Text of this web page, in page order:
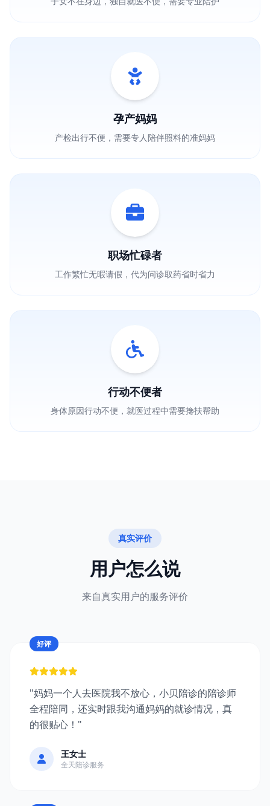
孕产妈妈
产检出行不便，需要专人陪伴照料的准妈妈
职场忙碌者
工作繁忙无暇请假，代为问诊取药省时省力
行动不便者
身体原因行动不便，就医过程中需要搀扶帮助
真实评价
用户怎么说
来自真实用户的服务评价
好评
"妈妈一个人去医院我不放心，小贝陪诊的陪诊师
全程陪同，还实时跟我沟通妈妈的就诊情况，真
的很贴心！"
王女士
全天陪诊服务